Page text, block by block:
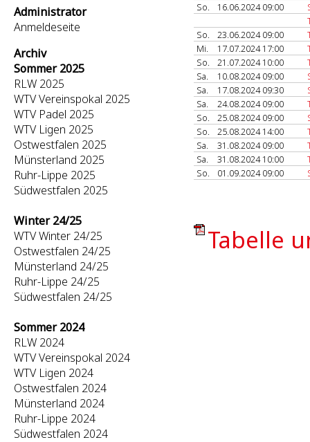
Administrator
Anmeldeseite
Archiv
Sommer 2025
RLW 2025
WTV Vereinspokal 2025
WTV Padel 2025
WTV Ligen 2025
Ostwestfalen 2025
Münsterland 2025
Ruhr-Lippe 2025
Südwestfalen 2025
Winter 24/25
WTV Winter 24/25
Ostwestfalen 24/25
Münsterland 24/25
Ruhr-Lippe 24/25
Südwestfalen 24/25
Sommer 2024
RLW 2024
WTV Vereinspokal 2024
WTV Ligen 2024
Ostwestfalen 2024
Münsterland 2024
Ruhr-Lippe 2024
Südwestfalen 2024
So.
16.06.2024 09:00
So.
23.06.2024 09:00
Mi.
17.07.2024 17:00
So.
21.07.2024 10:00
Sa.
10.08.2024 09:00
Sa.
17.08.2024 09:30
Sa.
24.08.2024 09:00
So.
25.08.2024 09:00
So.
25.08.2024 14:00
Sa.
31.08.2024 09:00
Sa.
31.08.2024 10:00
So.
01.09.2024 09:00
Tabelle